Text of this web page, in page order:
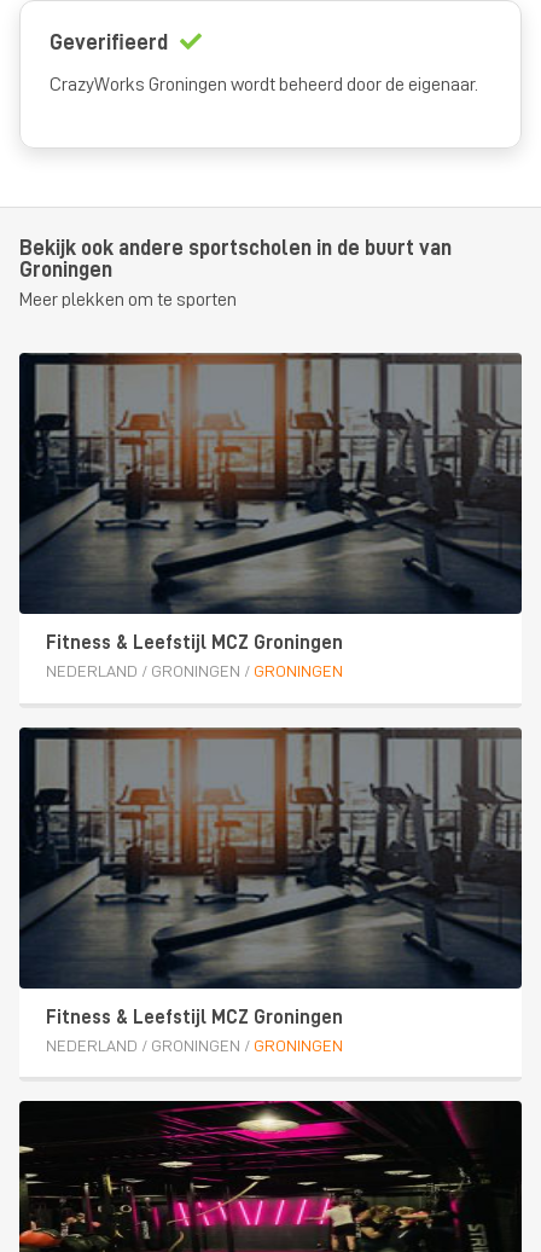
Geverifieerd
CrazyWorks Groningen wordt beheerd door de eigenaar.
Bekijk ook andere sportscholen in de buurt van
Groningen
Meer plekken om te sporten
Fitness & Leefstijl MCZ Groningen
NEDERLAND / GRONINGEN / GRONINGEN
Fitness & Leefstijl MCZ Groningen
NEDERLAND / GRONINGEN / GRONINGEN